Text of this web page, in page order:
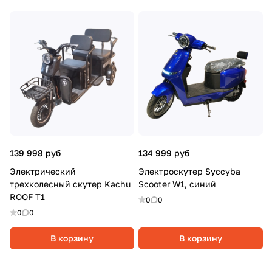
139 998 руб
Электрический
трехколесный скутер Kachu
ROOF T1
0 0
В корзину
134 999 руб
Электроскутер Syccyba
Scooter W1, синий
0 0
В корзину